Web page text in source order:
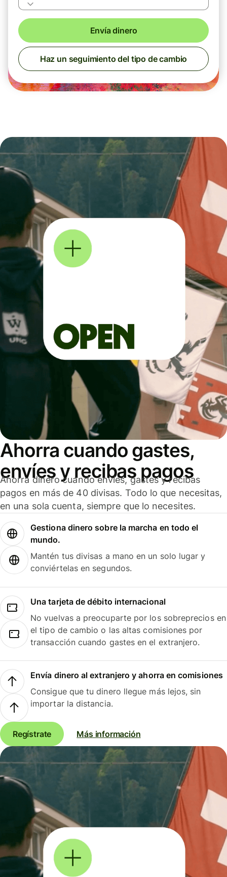
Envía dinero
Haz un seguimiento del tipo de cambio
Ahorra cuando gastes,
envíes y recibas pagos
Ahorra dinero cuando envíes, gastes y recibas
pagos en más de 40 divisas. Todo lo que necesitas,
en una sola cuenta, siempre que lo necesites.
Gestiona dinero sobre la marcha en todo el
mundo.
Mantén tus divisas a mano en un solo lugar y
conviértelas en segundos.
Una tarjeta de débito internacional
No vuelvas a preocuparte por los sobreprecios en
el tipo de cambio o las altas comisiones por
transacción cuando gastes en el extranjero.
Envía dinero al extranjero y ahorra en comisiones
Consigue que tu dinero llegue más lejos, sin
importar la distancia.
Regístrate Más información